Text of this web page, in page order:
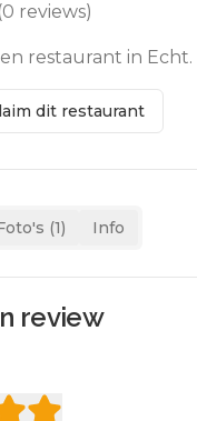
(0 reviews)
restaurant in
dit restaurant
(1) Info
review